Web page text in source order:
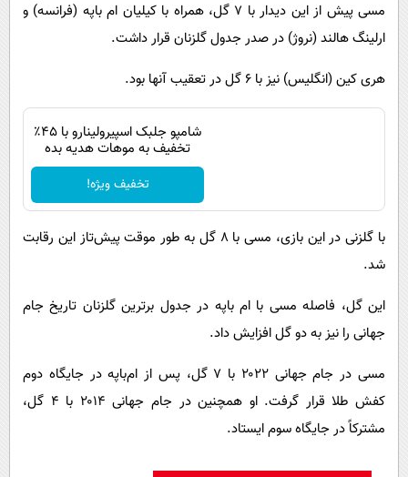
مسی پیش از این دیدار با ۷ گل، همراه با کیلیان ام باپه (فرانسه) و
ارلینگ هالند (نروژ) در صدر جدول گلزنان قرار داشت.
هری کین (انگلیس) نیز با ۶ گل در تعقیب آنها بود.
شامپو جلبک اسپیرولینارو با ۴۵٪
تخفیف به موهات هدیه بده
تخفیف ویژه!
با گلزنی در این بازی، مسی با ۸ گل به طور موقت پیش‌تاز این رقابت
شد.
این گل، فاصله مسی با ام باپه در جدول برترین گلزنان تاریخ جام
جهانی را نیز به دو گل افزایش داد.
مسی در جام جهانی ۲۰۲۲ با ۷ گل، پس از ام‌باپه در جایگاه دوم
کفش طلا قرار گرفت. او همچنین در جام جهانی ۲۰۱۴ با ۴ گل،
مشترکاً در جایگاه سوم ایستاد.